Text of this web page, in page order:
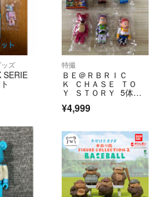
ズ
SERIE
特撮
ＢＥ＠ＲＢＲＩＣ
Ｋ ＣＨＡＳＥ ＴＯ
Ｙ ＳＴＯＲＹ 5体セ
¥4,999